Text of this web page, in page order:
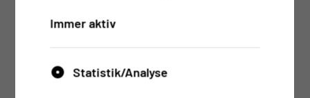
Primärpflegekraft bedeutet, dass für die
von Patientinnen und Patienten von der
Immer aktiv
Statistik/Analyse